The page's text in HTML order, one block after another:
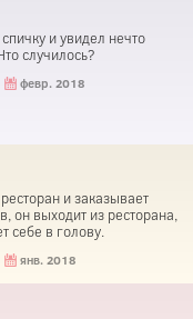
и увидел нечто
случилось?
февр. 2018
и заказывает
он выходит из ресторана,
себе в голову.
янв. 2018